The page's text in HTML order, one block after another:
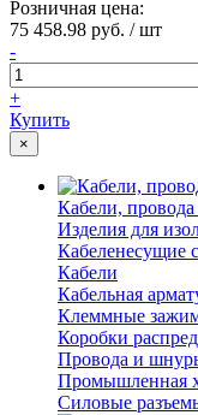
Розничная цена:
75 458.98 руб. / шт
-
+
Купить
×
Кабели, провода
Изделия для
Кабеленесущие
Кабели
Кабельная
Клеммные
Коробки
Провода и
Промышленная
Силовые